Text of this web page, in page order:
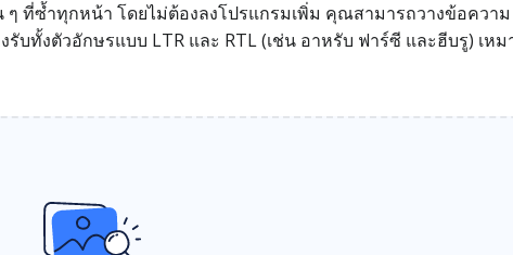
ที่ซ้ำทุกหน้า โดยไม่ต้องลงโปรแกรมเพิ่ม คุณสามารถวางข้อควา
บทั้งตัวอักษรแบบ LTR และ RTL (เช่น อาหรับ ฟาร์ซี และฮีบรู) เห